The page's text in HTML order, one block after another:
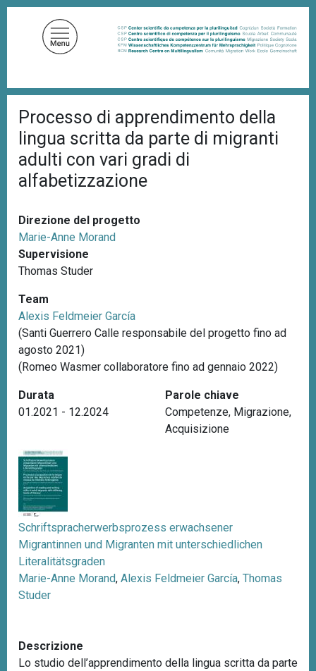
r
c
i
o
l
e
i
p
a
n
e
Processo di apprendimento della
lingua scritta da parte di migranti
adulti con vari gradi di
alfabetizzazione
Direzione del progetto
Marie-Anne Morand
Supervisione
Thomas Studer
Team
Alexis Feldmeier García
(Santi Guerrero Calle responsabile del progetto fino ad
agosto 2021)
(Romeo Wasmer collaboratore fino ad gennaio 2022)
Durata
01.2021 - 12.2024
Parole chiave
Competenze, Migrazione,
Acquisizione
Schriftspracherwerbsprozess erwachsener
Migrantinnen und Migranten mit unterschiedlichen
Literalitätsgraden
Marie-Anne Morand, Alexis Feldmeier García, Thomas
Studer
Descrizione
Lo studio dell’apprendimento della lingua scritta da parte